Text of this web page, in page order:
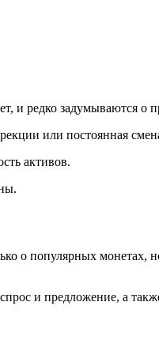
и редко задумываются о
или постоянная
активов.
о популярных монетах,
и предложение, а